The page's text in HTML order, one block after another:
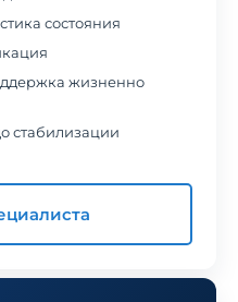
состояния
жизненно
стабилизации